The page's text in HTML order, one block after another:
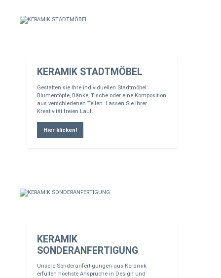
KERAMIK STADTMÖBEL
Gestalten sie Ihre individuellen Stadtmöbel:
Blumentöpfe, Bänke, Tische oder eine Komposition
aus verschiedenen Teilen. Lassen Sie Ihrer
Kreativität freien Lauf.
Hier klicken!
KERAMIK
SONDERANFERTIGUNG
Unsere Sonderanfertigungen aus Keramik
erfüllen höchste Ansprüche in Design und